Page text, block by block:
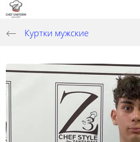
Куртки мужские